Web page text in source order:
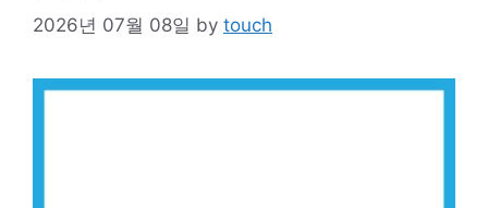
2026년 07월 08일 by touch